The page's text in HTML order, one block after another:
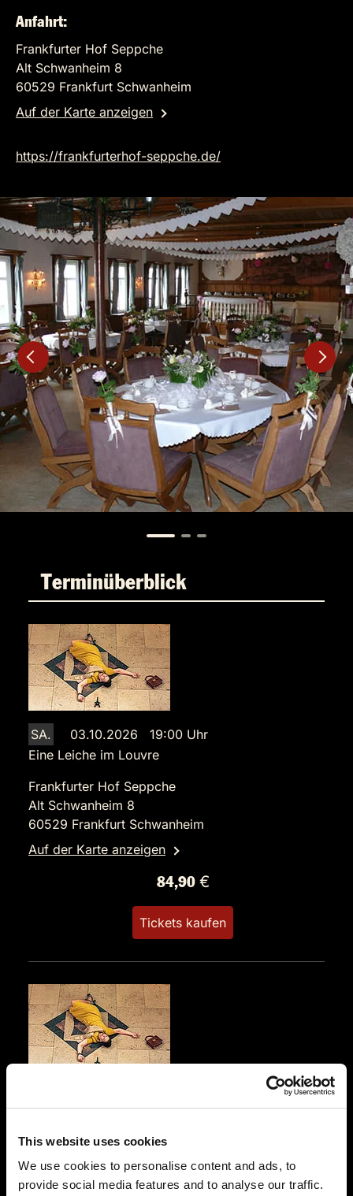
This website uses cookies
We use cookies to personalise content and ads, to
provide social media features and to analyse our traffic.
Anfahrt:
Frankfurter Hof Seppche
Alt Schwanheim 8
60529 Frankfurt Schwanheim
Auf der Karte anzeigen
https://frankfurterhof-seppche.de/
Terminüberblick
SA.
03.10.2026 19:00 Uhr
Eine Leiche im Louvre
Frankfurter Hof Seppche
Alt Schwanheim 8
60529 Frankfurt Schwanheim
Auf der Karte anzeigen
84,90 €
Tickets kaufen
Frankfurter Hof Seppche
Alt Schwanheim 8
60529 Frankfurt Schwanheim